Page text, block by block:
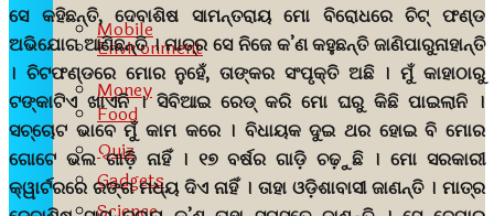
Mobile
Money
Quiz
Environment
Food
Gadgets
ସେ କହିଛନ୍ତି, ଦେବାଶିଷ ସାମନ୍ତରାୟ ମୋ ବିରୋଧରେ ଚିଟ୍ ଫଣ୍ଡ
ଅଭିଯୋଗ ଆଣିଛନ୍ତି । ମାତ୍ର ସେ ନିଜେ କ’ଣ କହୁଛନ୍ତି ଜାଣିପାରୁନାହାନ୍ତି
। ଚିଟଫଣ୍ଡରେ ମୋର ନୁହେଁ, ତାଙ୍କର ସଂପୃକ୍ତି ଅଛି । ମୁଁ କାହାଠାରୁ
ଟଙ୍କାଟିଏ ଖାଏନି । ସିବିଆଇ ରେଡ୍ କରି ମୋ ଘରୁ କିଛି ପାଇଲାନି ।
ସଚ୍ଚୋଟ ଭାବେ ମୁଁ କାମ କରେ । ବିଧାୟକ ଦୁଇ ଥର ହୋଇ ବି ମୋର
ଗୋଟେ ଭଲ ଗାଡ଼ି ନାହିଁ । ୧୭ ବର୍ଷର ଗାଡ଼ି ଚଢ଼ୁଛି । ମୋ ସରକାରୀ
କ୍ୱାର୍ଟରରେ ରଙ୍ଗ ମଧ୍ୟ ଦିଏ ନାହିଁ । ତାହା ଓଡ଼ିଶାବାସୀ ଜାଣନ୍ତି । ମାତ୍ର